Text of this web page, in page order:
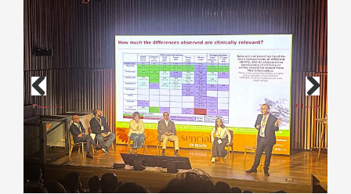
Previous Next